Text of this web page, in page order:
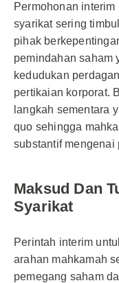
Permohonan
syarikat sering
pihak
pemindahan saham
kedudukan
pertikaian korporat.
langkah sementara
quo sehingga
substantif mengenai
Maksud Dan
Syarikat
Perintah interim
arahan mahkamah
pemegang saham